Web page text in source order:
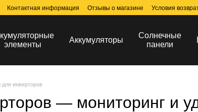
Контактная информация Отзывы о магазине Условия
элементы
Аккумуляторы
Солнечные
панели
инверторов
— мониторинг и